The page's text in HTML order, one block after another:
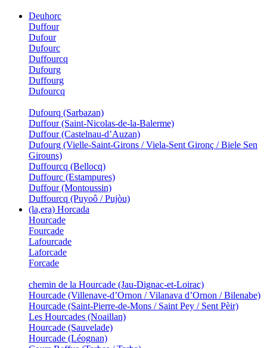
Deuhorc
Duffour
Dufour
Dufourc
Duffourcq
Dufourg
Duffourg
Dufourcq
Dufourq (Sarbazan)
Duffour (Saint-Nicolas-de-la-Balerme)
Duffour (Castelnau-d’Auzan)
Dufourg (Vielle-Saint-Girons / Viela-Sent Gironç / Biele Sen
Girouns)
Duffourcq (Bellocq)
Duffourc (Estampures)
Duffour (Montoussin)
Duffourcq (Puyoô / Pujòu)
(la,era) Horcada
Hourcade
Fourcade
Lafourcade
Laforcade
Forcade
chemin de la Hourcade (Jau-Dignac-et-Loirac)
Hourcade (Villenave-d’Ornon / Vilanava d’Ornon / Bilenabe)
Hourcade (Saint-Pierre-de-Mons / Saint Pey / Sent Pèir)
Les Hourcades (Noaillan)
Hourcade (Sauvelade)
Hourcade (Léognan)